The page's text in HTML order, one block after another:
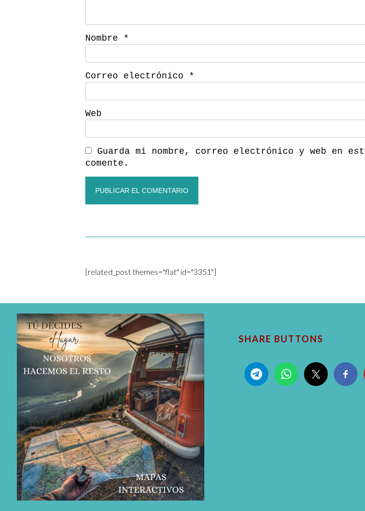
Nombre *
Correo electrónico *
Web
Guarda mi nombre, correo electrónico y web en
comente.
[related_post themes="flat" id="3351"]
SHARE BUTTONS